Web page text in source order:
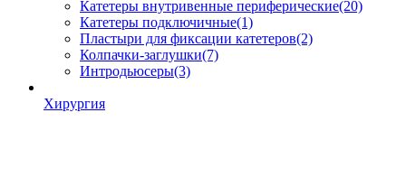
Катетеры внутривенные периферические(20)
Катетеры подключичные(1)
Пластыри для фиксации катетеров(2)
Колпачки-заглушки(7)
Интродьюсеры(3)
Хирургия